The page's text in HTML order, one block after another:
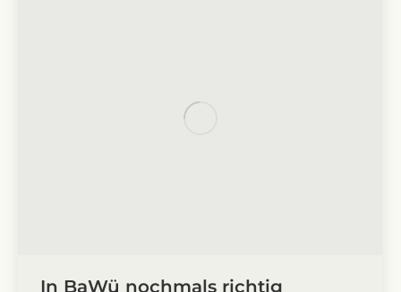
In BaWü nochmals richtig